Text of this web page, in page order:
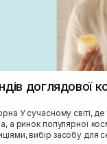
доглядової
зі
а ринок популярної
вибір засобу для